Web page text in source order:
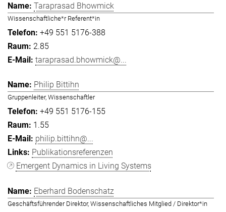
Taraprasad Bhowmick
Wissenschaftliche*r Referent*in
+49 551 5176-388
2.85
taraprasad.bhowmick@...
Philip Bittihn
Gruppenleiter, Wissenschaftler
+49 551 5176-155
1.55
philip.bittihn@...
Publikationsreferenzen
Emergent Dynamics in Living Systems
Eberhard Bodenschatz
Geschäftsführender Direktor, Wissenschaftliches Mitglied / Direktor*in